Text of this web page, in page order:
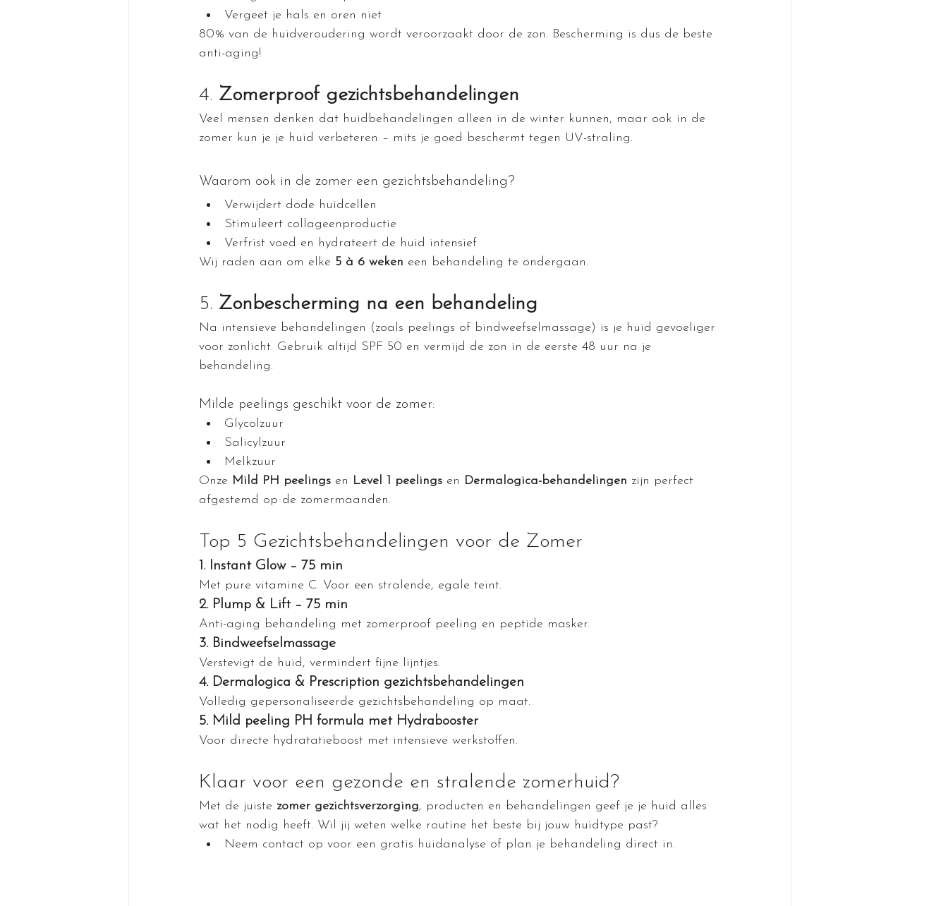
Vergeet je hals en oren niet
80% van de huidveroudering wordt veroorzaakt door de zon. Bescherming is dus de beste
anti-aging!
4. Zomerproof gezichtsbehandelingen
Veel mensen denken dat huidbehandelingen alleen in de winter kunnen, maar ook in de
zomer kun je je huid verbeteren – mits je goed beschermt tegen UV-straling.
Waarom ook in de zomer een gezichtsbehandeling?
Verwijdert dode huidcellen
Stimuleert collageenproductie
Verfrist voed en hydrateert de huid intensief
Wij raden aan om elke 5 à 6 weken een behandeling te ondergaan.
5. Zonbescherming na een behandeling
Na intensieve behandelingen (zoals peelings of bindweefselmassage) is je huid gevoeliger
voor zonlicht. Gebruik altijd SPF 50 en vermijd de zon in de eerste 48 uur na je
behandeling.
Milde peelings geschikt voor de zomer:
Glycolzuur
Salicylzuur
Melkzuur
Onze Mild PH peelings en Level 1 peelings en Dermalogica-behandelingen zijn perfect
afgestemd op de zomermaanden.
Top 5 Gezichtsbehandelingen voor de Zomer
1. Instant Glow – 75 min
Met pure vitamine C. Voor een stralende, egale teint.
2. Plump & Lift – 75 min
Anti-aging behandeling met zomerproof peeling en peptide masker.
3. Bindweefselmassage
Verstevigt de huid, vermindert fijne lijntjes.
4. Dermalogica & Prescription gezichtsbehandelingen
Volledig gepersonaliseerde gezichtsbehandeling op maat.
5. Mild peeling PH formula met Hydrabooster
Voor directe hydratatieboost met intensieve werkstoffen.
Klaar voor een gezonde en stralende zomerhuid?
Met de juiste zomer gezichtsverzorging, producten en behandelingen geef je je huid alles
wat het nodig heeft. Wil jij weten welke routine het beste bij jouw huidtype past?
Neem contact op voor een gratis huidanalyse of plan je behandeling direct in.